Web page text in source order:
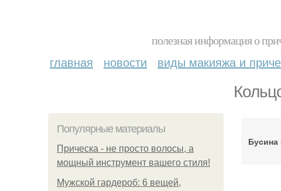
полезная информация о
главная новости виды макияжа и
Популярные материалы
Прическа - не просто волосы, а
мощный инструмент вашего стиля!
Мужской гардероб: 6 вещей,
Бусина